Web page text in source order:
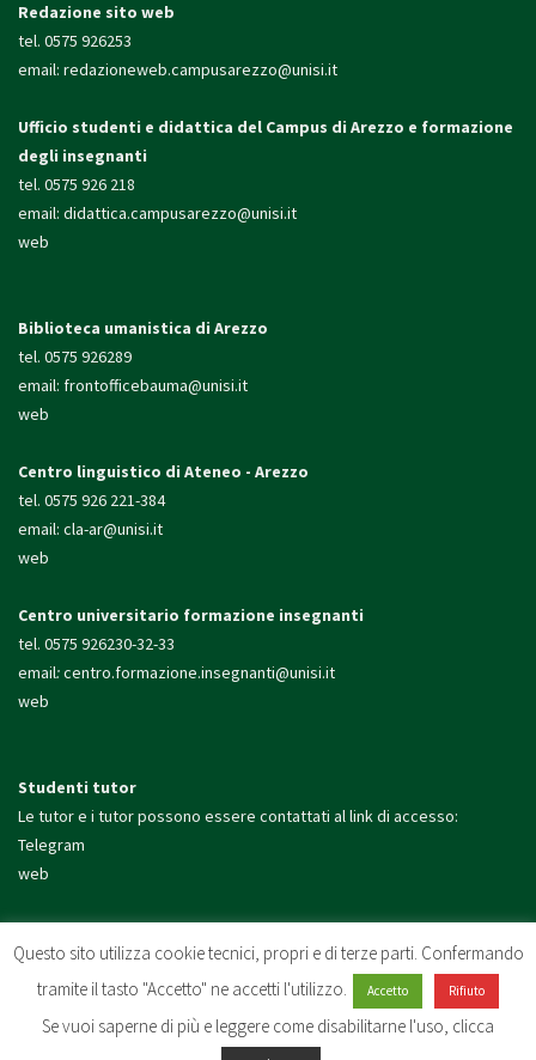
Redazione sito web
tel. 0575 926253
email: redazioneweb.campusarezzo@unisi.it
Ufficio studenti e didattica del Campus di Arezzo e formazione
degli insegnanti
tel. 0575 926 218
email: didattica.campusarezzo@unisi.it
web
Biblioteca umanistica di Arezzo
tel. 0575 926289
email: frontofficebauma@unisi.it
web
Centro linguistico di Ateneo - Arezzo
tel. 0575 926 221-384
email: cla-ar@unisi.it
web
Centro universitario formazione insegnanti
tel. 0575 926230-32-33
email:centro.formazione.insegnanti@unisi.it
web
Studenti tutor
Le tutor e i tutor possono essere contattati al link di accesso:
Telegram
web
tel. 0575 926200
email:presidio.arezzo@unisi.it
web
Questo sito utilizza cookie tecnici, propri e di terze parti. Confermando
tramite il tasto "Accetto" ne accetti l'utilizzo.
Accetto Rifiuto
Se vuoi saperne di più e leggere come disabilitarne l'uso, clicca